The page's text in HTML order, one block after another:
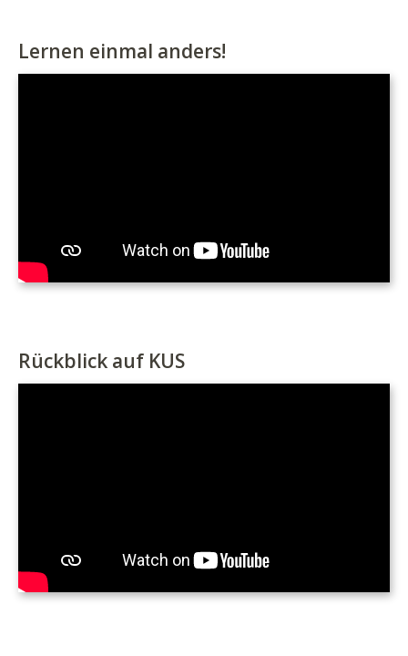
Lernen einmal anders!
Rückblick auf KUS